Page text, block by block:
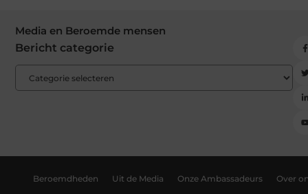
Media en Beroemde mensen
Bericht categorie
Beroemdheden Uit de Media Onze Ambassadeurs Over